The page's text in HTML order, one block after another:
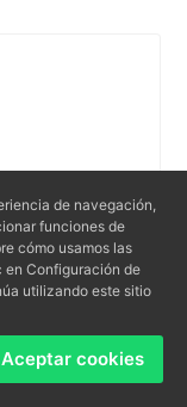
penal
de navegación,
funciones de
cómo usamos las
Configuración de
utilizando este sitio
Aceptar cookies